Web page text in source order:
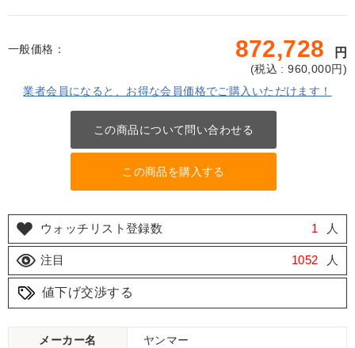
一般価格： 872,728 円
(税込 : 960,000円)
業者会員になると、お得な会員価格でご購入いただけます！
この商品について問い合わせる
この商品を購入する
ウォッチリスト登録数 1 人
注目 1052 人
値下げ交渉する
メーカー名 ヤンマー